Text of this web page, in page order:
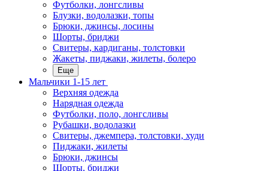
Футболки, лонгсливы
Блузки, водолазки, топы
Брюки, джинсы, лосины
Шорты, бриджи
Свитеры, кардиганы, толстовки
Жакеты, пиджаки, жилеты, болеро
Еще
Мальчики 1-15 лет
Верхняя одежда
Нарядная одежда
Футболки, поло, лонгсливы
Рубашки, водолазки
Свитеры, джемпера, толстовки, худи
Пиджаки, жилеты
Брюки, джинсы
Шорты, бриджи